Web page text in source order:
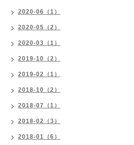
2020-06（1）
2020-05（2）
2020-03（1）
2019-10（2）
2019-02（1）
2018-10（2）
2018-07（1）
2018-02（3）
2018-01（6）